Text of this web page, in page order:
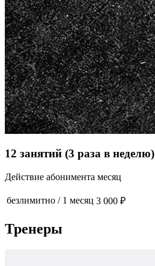
12 занятий (3 раза в неделю)
Действие абонимента месяц
безлимитно / 1 месяц 3 000 ₽
Тренеры